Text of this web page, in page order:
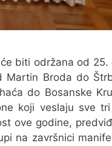
biti održana od 25.
Broda do
do Bosanske
koji veslaju sve
ove godine,
na završnici